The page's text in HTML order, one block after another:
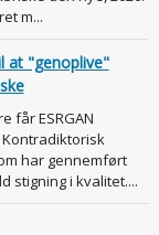
m...
at "genoplive"
får ESRGAN
har gennemført
stigning i kvalitet....